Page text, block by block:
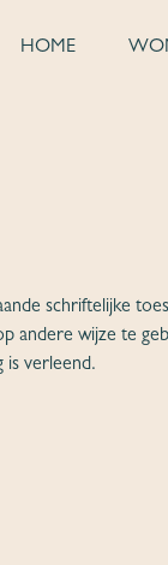
HOME
schriftelijke
andere wijze te
is verleend.